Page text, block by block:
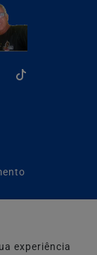
experiência